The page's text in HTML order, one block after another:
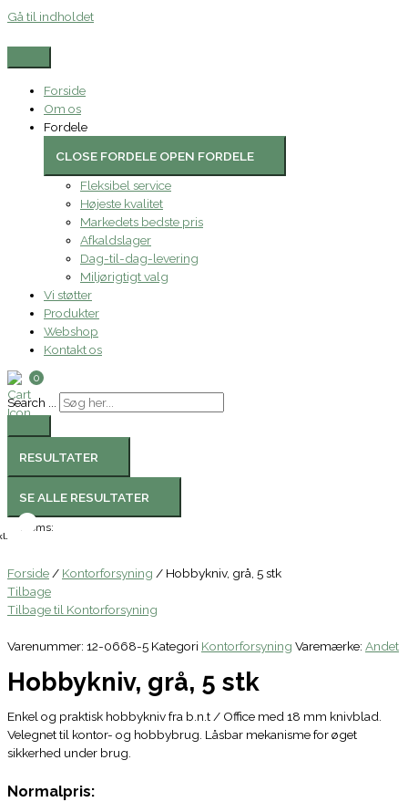
Gå til indholdet
Forside
Om os
Fordele
CLOSE FORDELE OPEN FORDELE
Fleksibel service
Højeste kvalitet
Markedets bedste pris
Afkaldslager
Dag-til-dag-levering
Miljørigtigt valg
Vi støtter
Produkter
Webshop
Kontakt os
0
Search ...
RESULTATER
SE ALLE RESULTATER
Moms:
Forside/ Kontorforsyning / Hobbykniv, grå, 5 stk
Tilbage
Tilbage til Kontorforsyning
Varenummer: 12-0668-5 Kategori Kontorforsyning Varemærke: Andet
Hobbykniv, grå, 5 stk
Enkel og praktisk hobbykniv fra b.n.t / Office med 18 mm knivblad.
Velegnet til kontor- og hobbybrug. Låsbar mekanisme for øget
sikkerhed under brug.
Normalpris: